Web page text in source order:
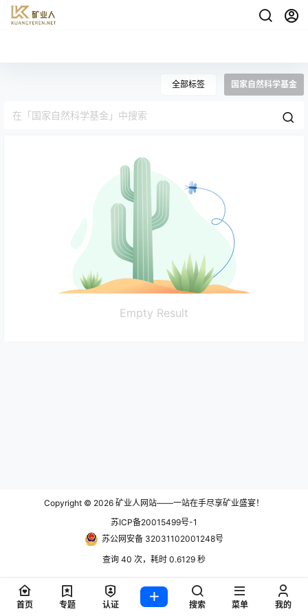
全部标签 国家自然科学基金
Empty Result
Copyright © 2026 矿业人网站——一站在手尽享矿业盛宴！
苏ICP备20015499号-1
苏公网安备 32031102001248号
查询 40 次，耗时 0.6129 秒
首页 专题 认证 搜索 菜单 我的